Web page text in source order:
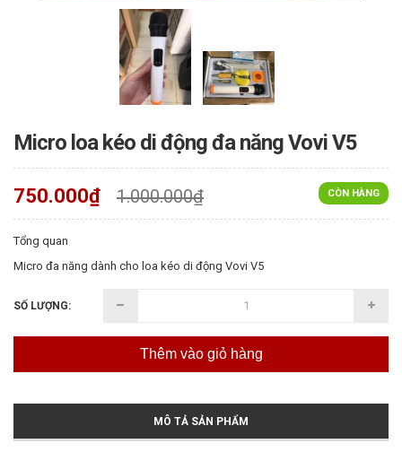
Micro loa kéo di động đa năng Vovi V5
CÒN HÀNG
750.000₫ 1.000.000₫
Tổng quan
Micro đa năng dành cho loa kéo di động Vovi V5
SỐ LƯỢNG:
Thêm vào giỏ hàng
MÔ TẢ SẢN PHẨM